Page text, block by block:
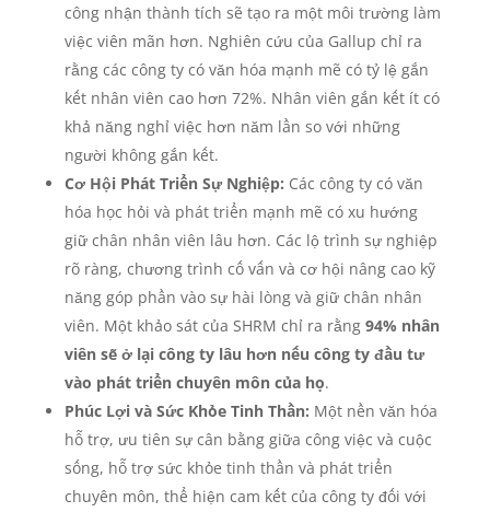
công nhận thành tích sẽ tạo ra một môi trường làm
việc viên mãn hơn. Nghiên cứu của Gallup chỉ ra
rằng các công ty có văn hóa mạnh mẽ có tỷ lệ gắn
kết nhân viên cao hơn 72%. Nhân viên gắn kết ít có
khả năng nghỉ việc hơn năm lần so với những
người không gắn kết.
Cơ Hội Phát Triển Sự Nghiệp: Các công ty có văn
hóa học hỏi và phát triển mạnh mẽ có xu hướng
giữ chân nhân viên lâu hơn. Các lộ trình sự nghiệp
rõ ràng, chương trình cố vấn và cơ hội nâng cao kỹ
năng góp phần vào sự hài lòng và giữ chân nhân
viên. Một khảo sát của SHRM chỉ ra rằng 94% nhân
viên sẽ ở lại công ty lâu hơn nếu công ty đầu tư
vào phát triển chuyên môn của họ.
Phúc Lợi và Sức Khỏe Tinh Thần: Một nền văn hóa
hỗ trợ, ưu tiên sự cân bằng giữa công việc và cuộc
sống, hỗ trợ sức khỏe tinh thần và phát triển
chuyên môn, thể hiện cam kết của công ty đối với